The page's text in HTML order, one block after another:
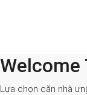
Welcome
Lựa chọn căn nhà